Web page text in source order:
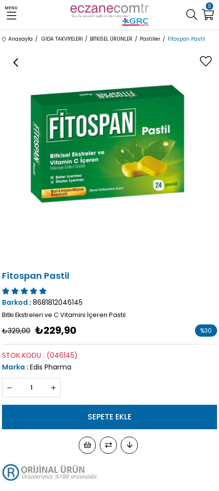
0
MENU
Anasayfa GIDA TAKVİYELERİ BİTKİSEL ÜRÜNLER Pastiller Fitospan Pastil
Fitospan Pastil
Barkod : 8681812046145
Bitki Ekstreleri ve C Vitamini İçeren Pastil
₺329,00 ₺229,90 %30
İndirim
(046145)
STOK KODU
Marka : Edis Pharma